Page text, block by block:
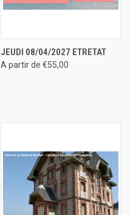
JEUDI 08/04/2027 ETRETAT
A partir de €55,00